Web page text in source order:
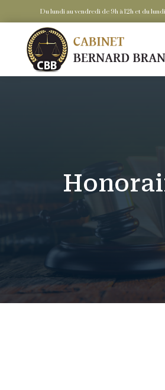
Du lundi au vendredi de 9h à 12h et du lundi